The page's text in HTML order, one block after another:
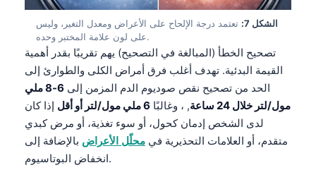
الشكل 7:
تعتمد درجة الإلحاح على الأعراض ومعدل التغير، وليس
على لون علامة المختبر وحده.
تصحيح الخطأ (المبالغة في التصحيح) يهم تقريبًا بقدر أهمية
القيمة البدئية. تهدف أغلب فرق أمراض الكلى والطوارئ إلى
الحد من تصحيح نقص صوديوم الدم المزمن إلى
6-8 ملي
مول/لتر خلال 24 ساعة
, ، وغالبًا 6 ملي مول/لتر أو أقل
إذا كان
لدى الشخص إدمان كحول، أو سوء تغذية، أو مرض كبدي
متقدم، أو العلامات التحذيرية في محلّل الأعراض بالإضافة إلى
انخفاض البوتاسيوم.
മലയാളം
Bahasa Melayu
Tiếng Việt
Tagalog
ไทย
ဗမာစာ
ភាសាខ្មែរ